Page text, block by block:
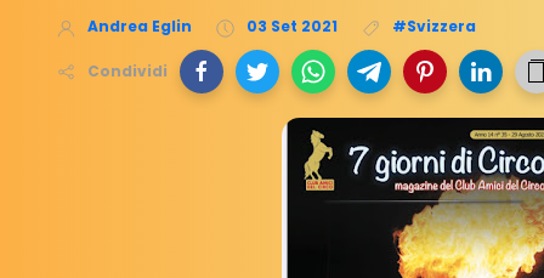
Andrea Eglin 03 Set 2021 #Svizzera
Condividi